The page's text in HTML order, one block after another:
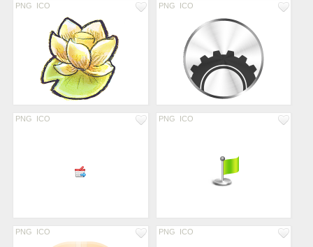
PNG ICO PNG ICO
PNG ICO PNG ICO
PNG ICO PNG ICO